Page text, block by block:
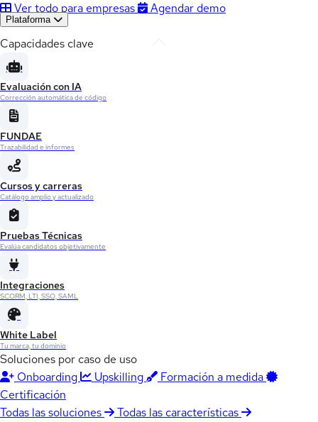
Ver todo para empresas
Agendar demo
Plataforma
Capacidades clave
Evaluación con IA
Corrección automática de código
FUNDAE
Trazabilidad e informes
Cursos y carreras
Catálogo amplio y actualizado
Pruebas Técnicas
Evalúa candidatos objetivamente
Integraciones
SCORM, LTI, SSO, SAML
White Label
Tu marca, tu dominio
Soluciones por caso de uso
Onboarding
Upskilling
Formación a medida
Certificación
Todas las soluciones
Todas las características